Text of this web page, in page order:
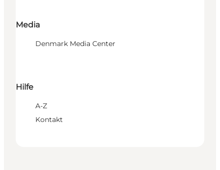
Media
Denmark Media Center
Hilfe
A-Z
Kontakt